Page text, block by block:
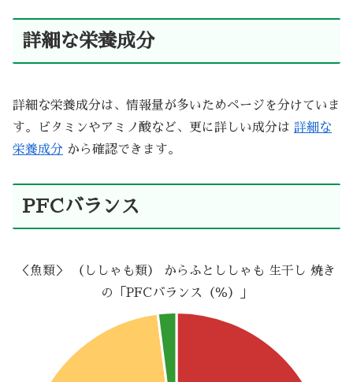
詳細な栄養成分
詳細な栄養成分は、情報量が多いためページを分けていま
す。ビタミンやアミノ酸など、更に詳しい成分は 詳細な
栄養成分 から確認できます。
PFCバランス
＜魚類＞ （ししゃも類） からふとししゃも 生干し 焼き
の「PFCバランス（％）」